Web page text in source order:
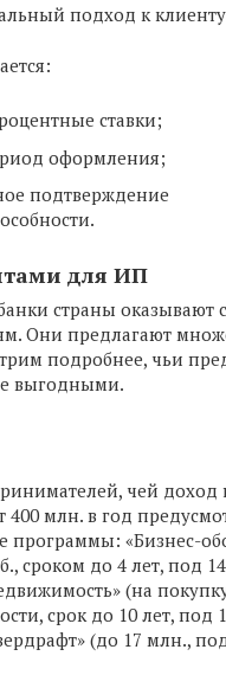
подход к
ставки;
оформления;
подтверждение
для ИП
страны оказывают
Они предлагают
подробнее, чьи
выгодными.
чей доход
400 млн. в год
программы: «Бизнес-
сроком до 4 лет, под
(на
срок до 10 лет, под
(до 17 млн.,